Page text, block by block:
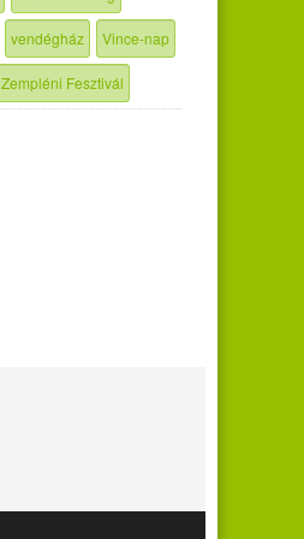
vendégház Vince-nap
Zempléni Fesztivál